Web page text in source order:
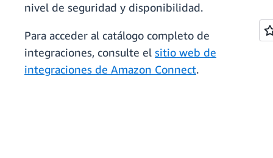
nivel de seguridad y disponibilidad.
Para acceder al catálogo completo de
integraciones, consulte el sitio web de
integraciones de Amazon Connect.